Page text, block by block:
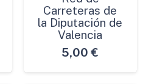
Carreteras de
la Diputación de
Valencia
5,00 €